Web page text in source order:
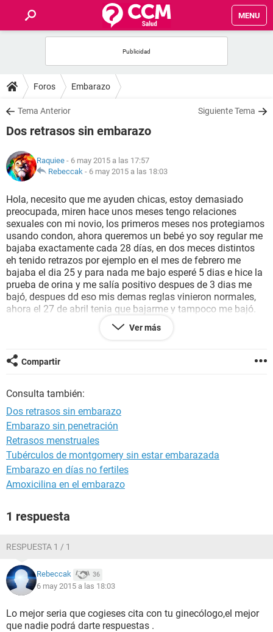
MENU
FOROS
SALUD
NUTRICIÓN
BIENESTAR
SEXUALIDAD
GLOSARIO
Foros Embarazo
Tema Anterior Siguiente Tema
Dos retrasos sin embarazo
Raquiee - 6 may 2015 a las 17:57
Rebeccak - 6 may 2015 a las 18:03
Hola, necesito que me ayuden chicas, estoy demasiado
preocupada, miren hace unos meses tengo relaciones
sexuales con mi novio, los primeros meses nos protegiamos
usando condon, ahora queremos un bebé yo soy regular me
bajaba exactamente cada 28 días, en dos meces distintos
eh tenido retrazos por ejemplo en el mes de febrero me
bajaba el dia 25 y para nada me bajo esperé 5 dias e hice la
prueba de orina y me salía positivo despues de 3 dias me
bajó, despues dd eso mis demas reglas vinieron normales,
ahora el 27 de abril tenia que bajarme y tampoco me bajó.
Por lo que pense que esta vez si trataba de un embarazo
pero a la semana de. Mi retraso menstrual me vino un
sangre pero un día después me vino mi regla, alguien podria
decirme si debo preocuparme por no poder tener hijos
problema soy yo pues mi pareja ya tiene dos hijos de su
pasado matrimonio.
Ver más
Compartir
Consulta también:
Dos retrasos sin embarazo
Embarazo sin penetración
Retrasos menstruales
Tubérculos de montgomery sin estar embarazada
Embarazo en días no fertiles
Amoxicilina en el embarazo
1 respuesta
RESPUESTA 1 / 1
Rebeccak 36
6 may 2015 a las 18:03
Lo mejor seria que cogieses cita con tu ginecólogo,el mejor
que nadie podrá darte respuestas .